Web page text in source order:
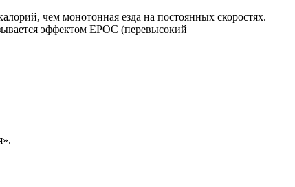
чем монотонная езда на постоянных скоростях.
эффектом EPOC (перевысокий